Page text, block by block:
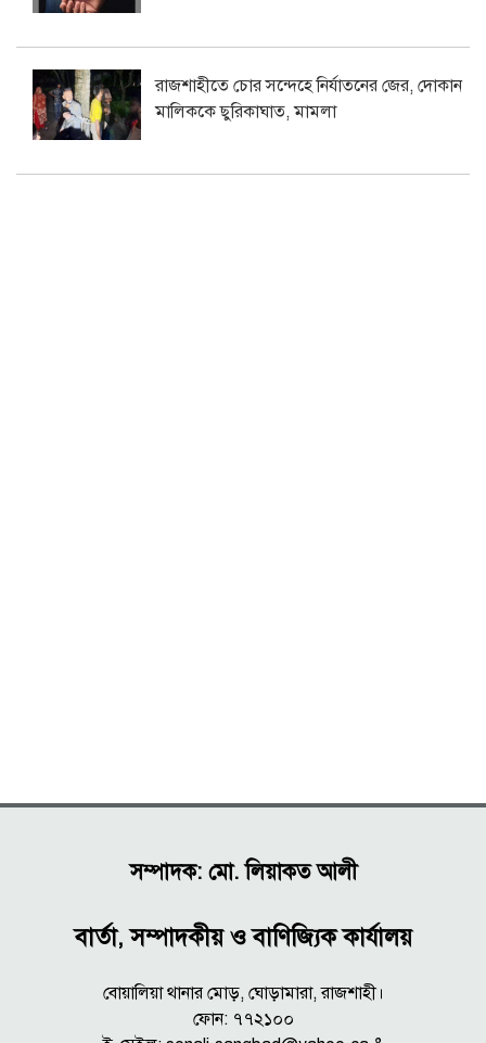
রাজশাহীতে চোর সন্দেহে নির্যাতনের জের, দোকান
মালিককে ছুরিকাঘাত, মামলা
সম্পাদক: মো. লিয়াকত আলী
বার্তা, সম্পাদকীয় ও বাণিজ্যিক কার্যালয়
বোয়ালিয়া থানার মোড়, ঘোড়ামারা, রাজশাহী।
ফোন: ৭৭২১০০